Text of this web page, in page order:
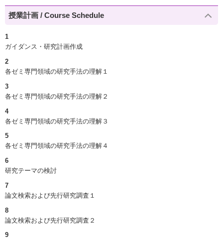
授業計画 / Course Schedule
1
ガイダンス・研究計画作成
2
各ゼミ専門領域の研究手法の理解１
3
各ゼミ専門領域の研究手法の理解２
4
各ゼミ専門領域の研究手法の理解３
5
各ゼミ専門領域の研究手法の理解４
6
研究テーマの検討
7
論文検索および先行研究調査１
8
論文検索および先行研究調査２
9